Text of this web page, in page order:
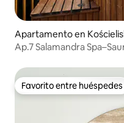
Apartamento en
Ap.7 Salamandra
Favorito entre huéspedes
Favorito entre huéspedes